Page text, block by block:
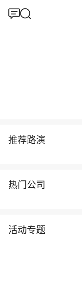
推荐路演
热门公司
活动专题